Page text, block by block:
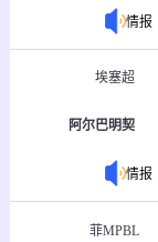
情报
埃塞超
阿尔巴明契
情报
菲MPBL